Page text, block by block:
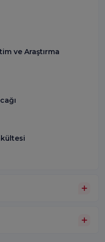
ve Araştırma